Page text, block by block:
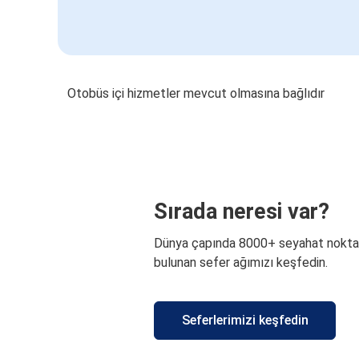
Otobüs içi hizmetler mevcut olmasına bağlıdır
Sırada neresi var?
Dünya çapında 8000+ seyahat
bulunan sefer ağımızı keşfedin.
Seferlerimizi keşfedin